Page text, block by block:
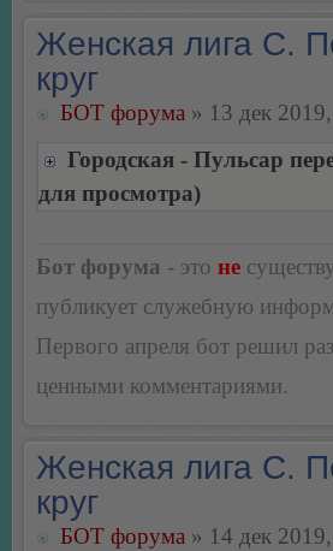
Женская лига С.
круг
БОТ форума » 13 дек
Городская - Пульсар
для просмотра)
Бот форума - это не
публикует служебную
Первого апреля бот решил
ценными комментариями.
Женская лига С.
круг
БОТ форума » 14 дек